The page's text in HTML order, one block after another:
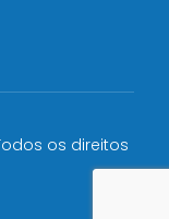
os direitos